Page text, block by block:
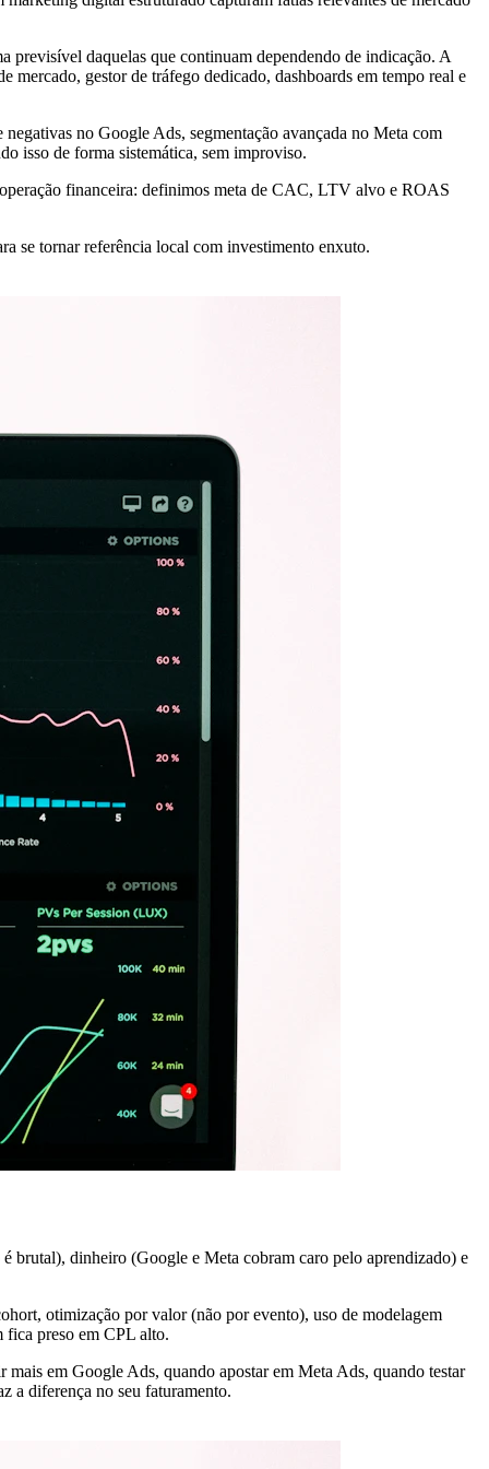
previsível daquelas que continuam dependendo de indicação. A
gestor de tráfego dedicado, dashboards em tempo real e
no Google Ads, segmentação avançada no Meta com
isso de forma sistemática, sem improviso.
financeira: definimos meta de CAC, LTV alvo e ROAS
se tornar referência local com investimento enxuto.
brutal), dinheiro (Google e Meta cobram caro pelo aprendizado) e
otimização por valor (não por evento), uso de modelagem
fica preso em CPL alto.
em Google Ads, quando apostar em Meta Ads, quando testar
a diferença no seu faturamento.